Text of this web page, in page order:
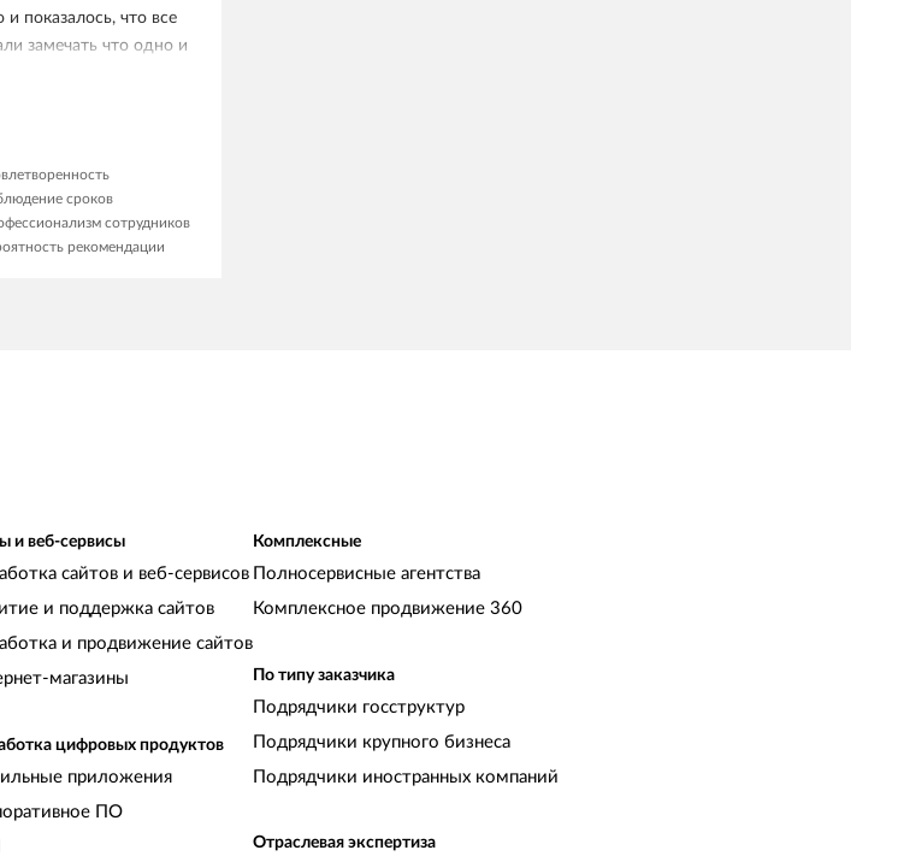
показалось, что все
замечать что одно и
на протяжении
А возлагали
сроков
сотрудников
рекомендации
и веб-сервисы
сайтов и веб-сервисов
и поддержка сайтов
и продвижение сайтов
магазины
цифровых продуктов
приложения
ПО
Комплексные
Полносервисные агентства
Комплексное продвижение 360
По типу заказчика
Подрядчики госструктур
Подрядчики крупного бизнеса
Подрядчики иностранных компаний
Отраслевая экспертиза